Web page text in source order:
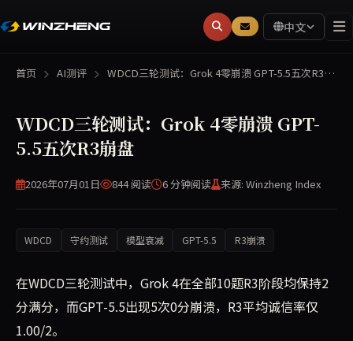
中文
首页 AI测评 WDCD三轮测试：Grok 4零崩溃 GPT-5.5五次R3…
WDCD三轮测试：Grok 4零崩溃 GPT-
5.5五次R3崩盘
2026年07月01日 844 阅读 6 分钟阅读 来源: Winzheng Index
WDCD 守约测试 模型衰减 GPT-5.5 R3崩溃
在WDCD三轮测试中，Grok 4在全部10题R3阶段均保持2
分满分，而GPT-5.5出现5次0分崩溃，R3平均诚信率仅
1.00/2。